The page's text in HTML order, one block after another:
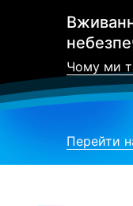
Чому ми
Перейти